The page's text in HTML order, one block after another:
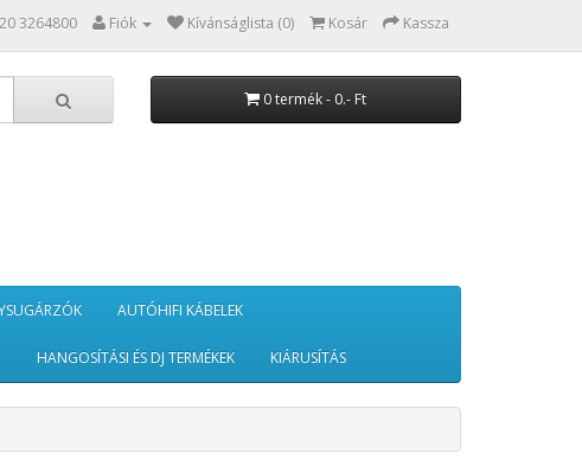
3264800 Fiók Kívánságlista (0) Kosár Kassza
0 termék - 0.- Ft
AUTÓHIFI KÁBELEK
HANGOSÍTÁSI ÉS DJ TERMÉKEK KIÁRUSÍTÁS